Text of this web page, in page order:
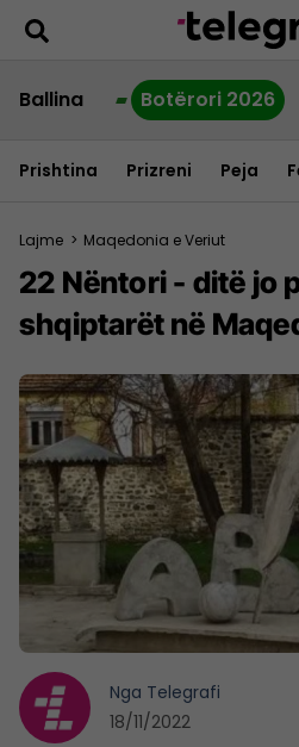
Ballina Botërori 2026
Prishtina Prizreni Peja
Lajme > Maqedonia e Veriut
22 Nëntori - ditë jo
shqiptarët në
Nga Telegrafi
18/11/2022